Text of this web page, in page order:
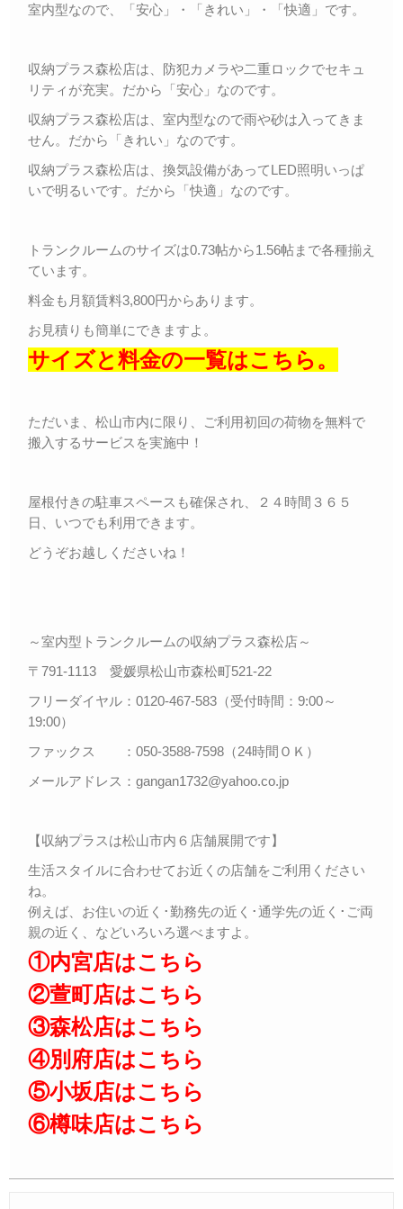
室内型なので、「安心」・「きれい」・「快適」です。
収納プラス森松店は、防犯カメラや二重ロックでセキュ
リティが充実。だから「安心」なのです。
収納プラス森松店は、室内型なので雨や砂は入ってきま
せん。だから「きれい」なのです。
収納プラス森松店は、換気設備があってLED照明いっぱ
いで明るいです。だから「快適」なのです。
トランクルームのサイズは0.73帖から1.56帖まで各種揃え
ています。
料金も月額賃料3,800円からあります。
お見積りも簡単にできますよ。
サイズと料金の一覧はこちら。
ただいま、松山市内に限り、ご利用初回の荷物を無料で
搬入するサービスを実施中！
屋根付きの駐車スペースも確保され、２４時間３６５
日、いつでも利用できます。
どうぞお越しくださいね！
～室内型トランクルームの収納プラス森松店～
〒791-1113 愛媛県松山市森松町521-22
フリーダイヤル：0120-467-583（受付時間：9:00～
19:00）
ファックス ：050-3588-7598（24時間ＯＫ）
メールアドレス：gangan1732@yahoo.co.jp
【収納プラスは松山市内６店舗展開です】
生活スタイルに合わせてお近くの店舗をご利用ください
ね。
例えば、お住いの近く･勤務先の近く･通学先の近く･ご両
親の近く、などいろいろ選べますよ。
①内宮店はこちら
②萱町店はこちら
③森松店はこちら
④別府店はこちら
⑤小坂店はこちら
⑥樽味店はこちら